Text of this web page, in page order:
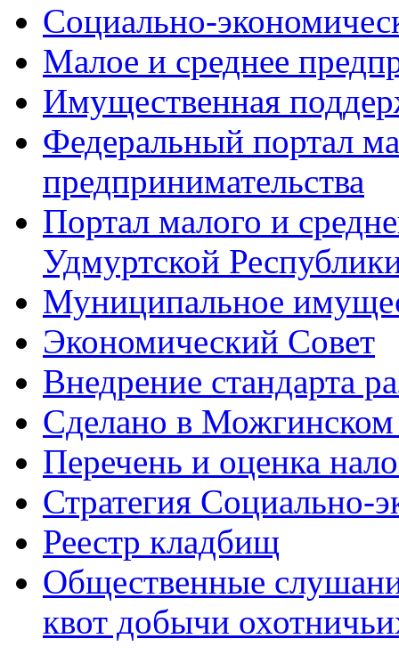
Социально-
Малое и среднее
Имущественная
Федеральный портал
предпринимательства
Портал малого и
Удмуртской
Муниципальное
Экономический Совет
Внедрение стандарта
Сделано в Можгинском
Перечень и оценка
Стратегия Социально-
Реестр кладбищ
Общественные
квот добычи